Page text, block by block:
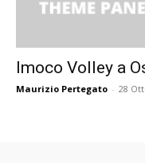
Imoco Volley a
Maurizio Pertegato - 28